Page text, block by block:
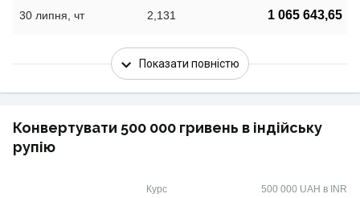
30 липня, чт 2,131 1 065 643,65
Показати повністю
Конвертувати 500 000 гривень в індійську
рупію
Курс 500 000 UAH в INR